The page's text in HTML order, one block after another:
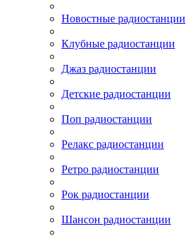
Новостные радиостанции
Клубные радиостанции
Джаз радиостанции
Детские радиостанции
Поп радиостанции
Релакс радиостанции
Ретро радиостанции
Рок радиостанции
Шансон радиостанции